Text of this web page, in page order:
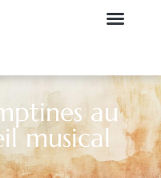
au
musical